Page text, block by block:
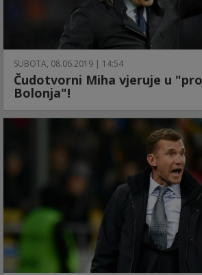
SUBOTA, 08.06.2019 | 14:54
Čudotvorni Miha vjeruje u
Bolonja"!